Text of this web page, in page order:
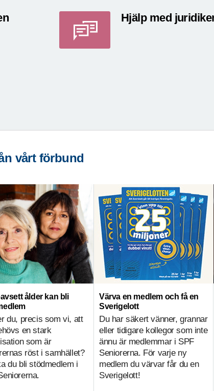
Hjälp med
vårt förbund
ålder kan bli
du, precis som vi, att
en stark
som är
röst i samhället?
du bli stödmedlem i
Värva en medlem och få en
Sverigelott
Du har säkert vänner, grannar
eller tidigare kollegor som inte
ännu är medlemmar i SPF
Seniorerna. För varje ny
medlem du värvar får du en
Sverigelott!